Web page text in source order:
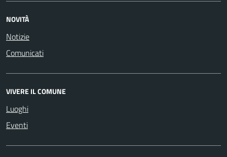
NOVITÀ
Notizie
Comunicati
VIVERE IL COMUNE
Luoghi
Eventi